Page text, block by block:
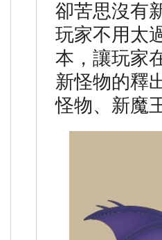
卻苦思沒有
玩家不用太
本，讓玩家
新怪物的釋
怪物、新魔